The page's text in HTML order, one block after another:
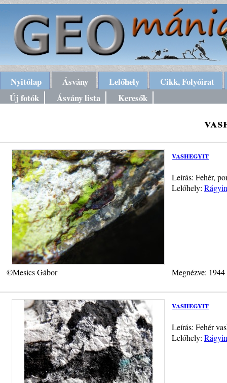
Nyitólap Ásvány Lelőhely
Cikk, Folyóirat
Új fotók
Ásvány lista Keresők
vashegyit
Leírás: Fehér,
Lelőhely:
©Mesics Gábor Megnézve:
vashegyit
Leírás: Fehér
Lelőhely: